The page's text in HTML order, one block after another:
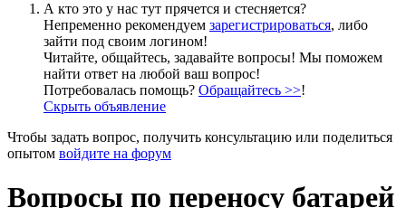
А кто это у нас тут прячется и стесняется?
Непременно рекомендуем зарегистрироваться, либо
зайти под своим логином!
Читайте, общайтесь, задавайте вопросы! Мы поможем
найти ответ на любой ваш вопрос!
Потребовалась помощь? Обращайтесь >>!
Скрыть объявление
Чтобы задать вопрос, получить консультацию или поделиться
опытом войдите на форум
Вопросы по переносу батарей